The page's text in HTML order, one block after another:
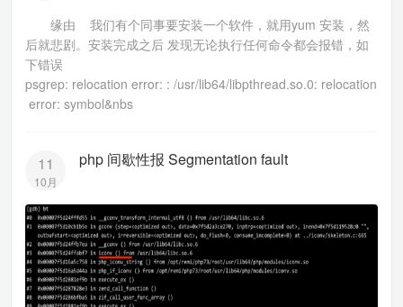
缘由 我们有个同事要安装一个软件，就用yum 安装，然
后就悲剧。安装完成之后 发现无论执行任何命令都会报错，如
下错误
psgrep: relocation error: : /usr/lib64/libpthread.so.0: relocation
error: symbol&nbs
11
10月
php 间歇性报 Segmentation fault